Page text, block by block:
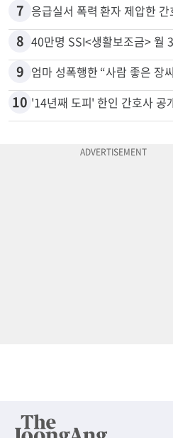
7 응급실서 폭력 환자 제압한
8 40만명 SSI<생활보조금> 월
9
10 '14년째 도피' 한인 간호사